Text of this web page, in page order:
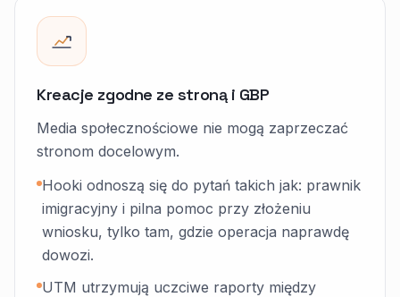
Kreacje zgodne ze stroną i GBP
Media społecznościowe nie mogą zaprzeczać
stronom docelowym.
Hooki odnoszą się do pytań takich jak: prawnik
imigracyjny i pilna pomoc przy złożeniu
wniosku, tylko tam, gdzie operacja naprawdę
dowozi.
UTM utrzymują uczciwe raporty między